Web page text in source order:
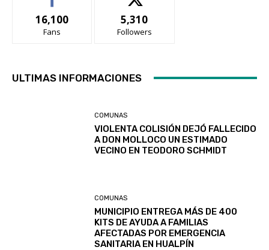
16,100
Fans
5,310
Followers
ULTIMAS INFORMACIONES
COMUNAS
VIOLENTA COLISIÓN DEJÓ FALLECIDO
A DON MOLLOCO UN ESTIMADO
VECINO EN TEODORO SCHMIDT
COMUNAS
MUNICIPIO ENTREGA MÁS DE 400
KITS DE AYUDA A FAMILIAS
AFECTADAS POR EMERGENCIA
SANITARIA EN HUALPÍN